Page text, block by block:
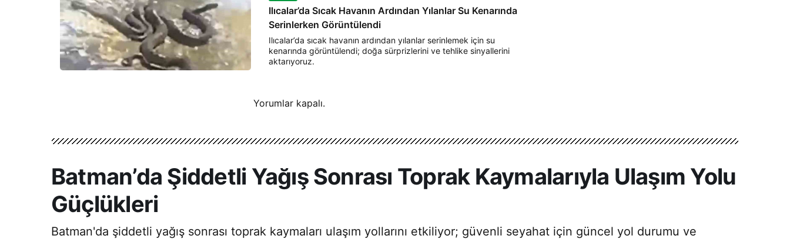
Ilıcalar’da Sıcak Havanın Ardından Yılanlar Su Kenarında
Serinlerken Görüntülendi
Ilıcalar’da sıcak havanın ardından yılanlar serinlemek için su
kenarında görüntülendi; doğa sürprizlerini ve tehlike sinyallerini
aktarıyoruz.
Yorumlar kapalı.
Batman’da Şiddetli Yağış Sonrası Toprak Kaymalarıyla Ulaşım Yolu
Güçlükleri
Batman'da şiddetli yağış sonrası toprak kaymaları ulaşım yollarını etkiliyor; güvenli seyahat için güncel yol durumu ve